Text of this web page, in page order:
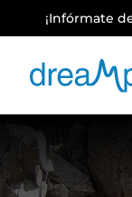
¡Infórmate